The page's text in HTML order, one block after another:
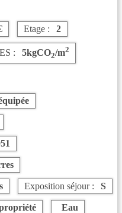
Etage : 2
: 5kgCO2/m2
Exposition séjour : S
Eau